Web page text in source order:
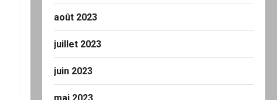
août 2023
juillet 2023
juin 2023